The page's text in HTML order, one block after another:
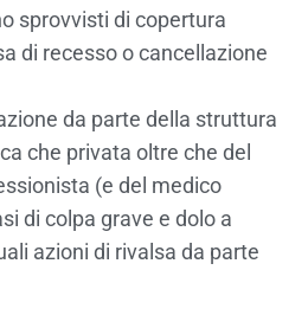
sprovvisti di copertura
di recesso o cancellazione
da parte della struttura
che privata oltre che del
(e del medico
di colpa grave e dolo a
azioni di rivalsa da parte